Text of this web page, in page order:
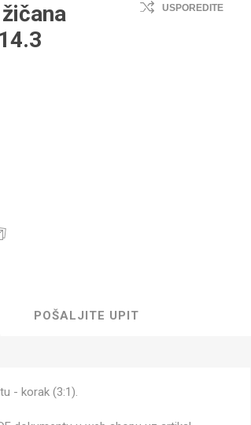
USPOREDITE
POŠALJITE UPIT
- korak (3:1).